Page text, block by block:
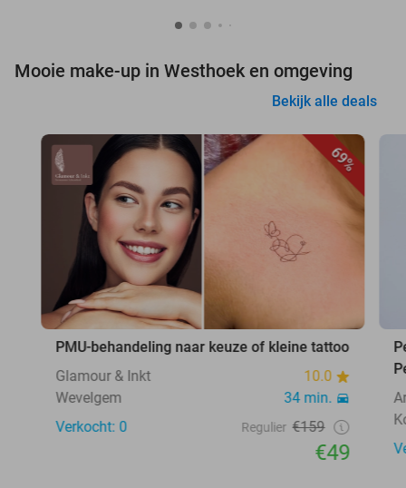
Mooie make-up in Westhoek en omgeving
Bekijk alle deals
69%
PMU-behandeling naar keuze of kleine tattoo
Glamour & Inkt
10.0
Wevelgem
34 min.
Verkocht: 0
Regulier €159
€49